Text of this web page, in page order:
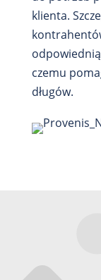
klienta.
czemu
długów.